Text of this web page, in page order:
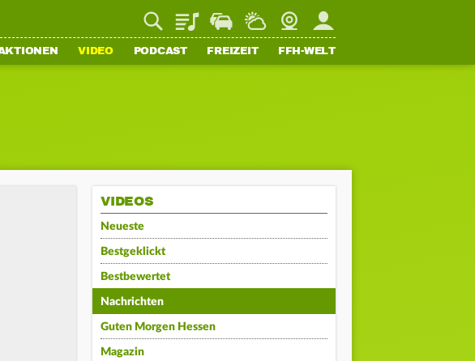
PlaylistStaupilotWetterWebcamMein FFH
VIDEO PODCAST FREIZEIT FFH-WELT
VIDEOS
Neueste
Bestgeklickt
Bestbewertet
Nachrichten
Guten Morgen Hessen
Magazin